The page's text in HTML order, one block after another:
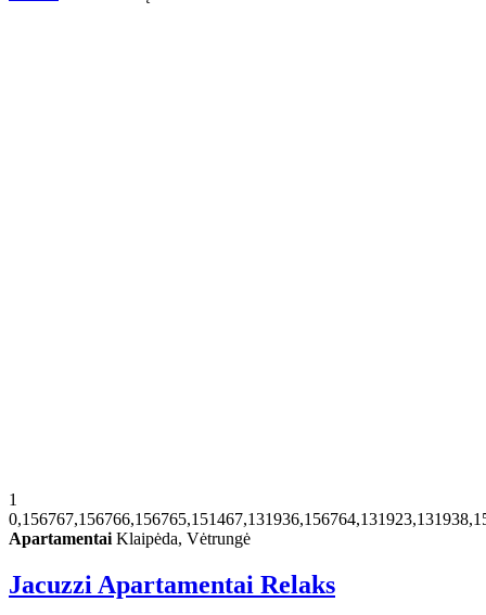
1
Apartamentai Klaipėda, Vėtrungė
Jacuzzi Apartamentai Relaks